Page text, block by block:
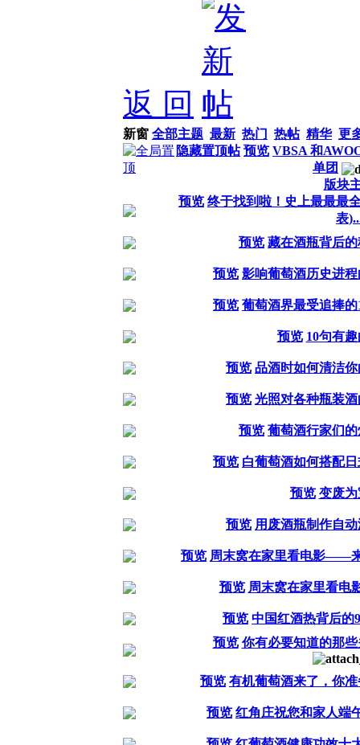
返 回
新窗 全部主题 最新 热门 热帖 精华 更
隐藏置顶帖 预览 VBSA 和
单团
版块
预览 终于找到啦！史上最最最
表
预览 藏在酒瓶背后
预览 影响葡萄酒历史进
预览 葡萄酒界最受追捧的
预览 10句有
预览 品酒时如何清洁
预览 光照对各种瓶装
预览 葡萄酒行家们
预览 白葡萄酒如何搭配
预览 变废
预览 用废酒瓶制作自
预览 周末窝在家里看电影——
预览 周末窝在家里看
预览 中国红酒热背后的
预览 你有必要知道的那
预览 有机葡萄酒来了，你
预览 红角庄祝您和家人端